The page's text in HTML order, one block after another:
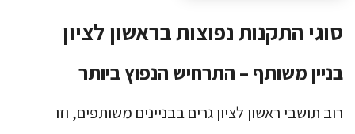
סוגי התקנות נפוצות בראשון לציון
בניין משותף – התרחיש הנפוץ ביותר
רוב תושבי ראשון לציון גרים בבניינים משותפים, וזו